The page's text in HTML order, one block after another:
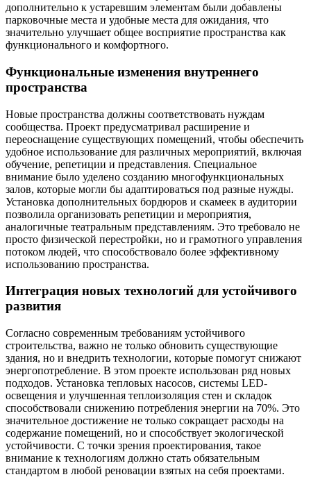
дополнительно к устаревшим элементам были добавлены
парковочные места и удобные места для ожидания, что
значительно улучшает общее восприятие пространства как
функционального и комфортного.
Функциональные изменения внутреннего
пространства
Новые пространства должны соответствовать нуждам
сообщества. Проект предусматривал расширение и
переоснащение существующих помещений, чтобы обеспечить
удобное использование для различных мероприятий, включая
обучение, репетиции и представления. Специальное
внимание было уделено созданию многофункциональных
залов, которые могли бы адаптироваться под разные нужды.
Установка дополнительных бордюров и скамеек в аудитории
позволила организовать репетиции и мероприятия,
аналогичные театральным представлениям. Это требовало не
просто физической перестройки, но и грамотного управления
потоком людей, что способствовало более эффективному
использованию пространства.
Интеграция новых технологий для устойчивого
развития
Согласно современным требованиям устойчивого
строительства, важно не только обновить существующие
здания, но и внедрить технологии, которые помогут снижают
энергопотребление. В этом проекте использован ряд новых
подходов. Установка тепловых насосов, системы LED-
освещения и улучшенная теплоизоляция стен и складок
способствовали снижению потребления энергии на 70%. Это
значительное достижение не только сокращает расходы на
содержание помещений, но и способствует экологической
устойчивости. С точки зрения проектирования, такое
внимание к технологиям должно стать обязательным
стандартом в любой реновации взятых на себя проектами.